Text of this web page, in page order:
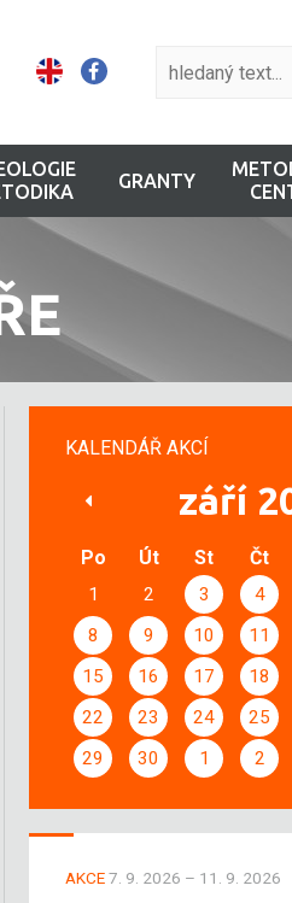
GRANTY
KALENDÁŘ AKCÍ
září
Po Út St Čt
1 2 3 4
8
9 10 11
15
16 17 18
22
23 24 25
29
30 1 2
AKCE7. 9. 2026 – 11. 9. 2026